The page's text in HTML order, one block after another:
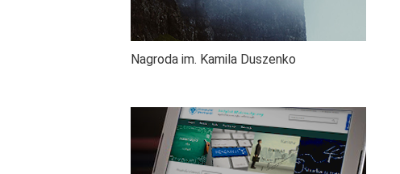
Nagroda im. Kamila Duszenko